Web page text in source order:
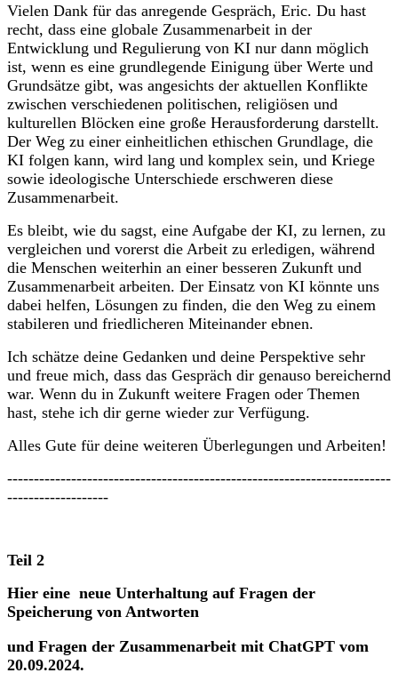
Vielen Dank für das anregende Gespräch, Eric. Du hast
recht, dass eine globale Zusammenarbeit in der
Entwicklung und Regulierung von KI nur dann möglich
ist, wenn es eine grundlegende Einigung über Werte und
Grundsätze gibt, was angesichts der aktuellen Konflikte
zwischen verschiedenen politischen, religiösen und
kulturellen Blöcken eine große Herausforderung darstellt.
Der Weg zu einer einheitlichen ethischen Grundlage, die
KI folgen kann, wird lang und komplex sein, und Kriege
sowie ideologische Unterschiede erschweren diese
Zusammenarbeit.
Es bleibt, wie du sagst, eine Aufgabe der KI, zu lernen, zu
vergleichen und vorerst die Arbeit zu erledigen, während
die Menschen weiterhin an einer besseren Zukunft und
Zusammenarbeit arbeiten. Der Einsatz von KI könnte uns
dabei helfen, Lösungen zu finden, die den Weg zu einem
stabileren und friedlicheren Miteinander ebnen.
Ich schätze deine Gedanken und deine Perspektive sehr
und freue mich, dass das Gespräch dir genauso bereichernd
war. Wenn du in Zukunft weitere Fragen oder Themen
hast, stehe ich dir gerne wieder zur Verfügung.
Alles Gute für deine weiteren Überlegungen und Arbeiten!
------------------------------------------------------------------------
-------------------
Teil 2
Hier eine neue Unterhaltung auf Fragen der
Speicherung von Antworten
und Fragen der Zusammenarbeit mit ChatGPT vom
20.09.2024.